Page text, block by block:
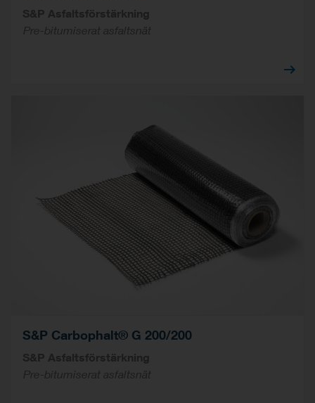
S&P Asfaltsförstärkning
Pre-bitumiserat asfaltsnät
S&P Carbophalt® G 200/200
S&P Asfaltsförstärkning
Pre-bitumiserat asfaltsnät